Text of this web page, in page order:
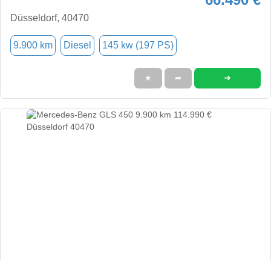
Düsseldorf, 40470
9.900 km Diesel 145 kw (197 PS)
★ ➦ ➜